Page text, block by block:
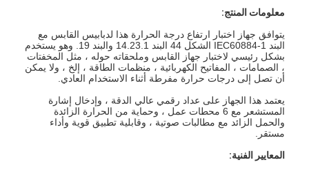
معلومات المنتج:
يتوافق جهاز اختبار ارتفاع درجة الحرارة هذا لدبابيس القابس مع
البند IEC60884-1 الشكل 44 البند 14.23.1 والبند 19. وهو يستخدم
بشكل رئيسي لاختبار جهاز القابس وملحقاته حوله ، مثل المخفتات
، الصمامات ، المفاتيح الكهربائية ، منظمات الطاقة ، إلخ ، ولا يمكن
أن تصل إلى درجات حرارة مفرطة أثناء الاستخدام العادي.
يعتمد هذا الجهاز على عداد رقمي عالي الدقة ، وإدخال إشارة
المستشعر مع 6 محطات عمل ، وحماية من الحرارة الزائدة
والحمل الزائد مع مطالبات صوتية ، وقابلية تطبيق قوية وأداء
مستقر.
المعايير الفنية: